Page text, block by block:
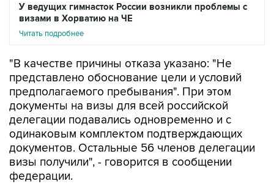
У ведущих гимнасток России возникли проблемы с
визами в Хорватию на ЧЕ
Читать подробнее
"В качестве причины отказа указано: "Не
представлено обоснование цели и условий
предполагаемого пребывания". При этом
документы на визы для всей российской
делегации подавались одновременно и с
одинаковым комплектом подтверждающих
документов. Остальные 56 членов делегации
визы получили", - говорится в сообщении
федерации.